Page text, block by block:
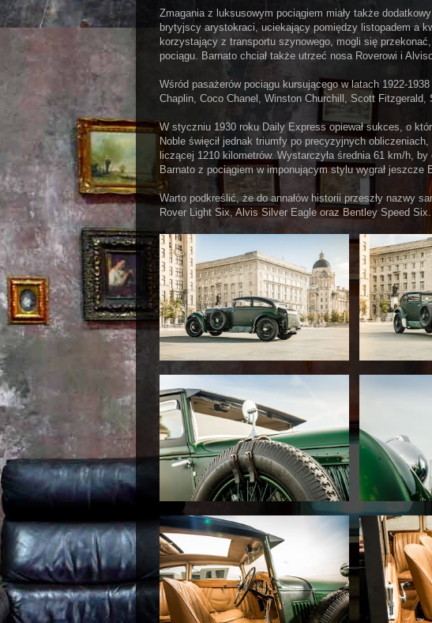
Zmagania z luksusowym pociągiem miały także
brytyjscy arystokraci, uciekający pomiędzy listopadem a
korzystający z transportu szynowego, mogli się
pociągu. Barnato chciał także utrzeć nosa Roverowi i
Wśród pasażerów pociągu kursującego w latach 1922-
Chaplin, Coco Chanel, Winston Churchill, Scott
W styczniu 1930 roku Daily Express opiewał sukces, o
Noble święcił jednak triumfy po precyzyjnych
liczącej 1210 kilometrów. Wystarczyła średnia 61 km/h,
Barnato z pociągiem w imponującym stylu wygrał jeszcze
Warto podkreślić, że do annałów historii przeszły nazwy
Rover Light Six, Alvis Silver Eagle oraz Bentley Speed Six.